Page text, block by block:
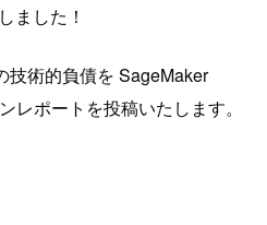
ました！
技術的負債を SageMaker
レポートを投稿いたします。